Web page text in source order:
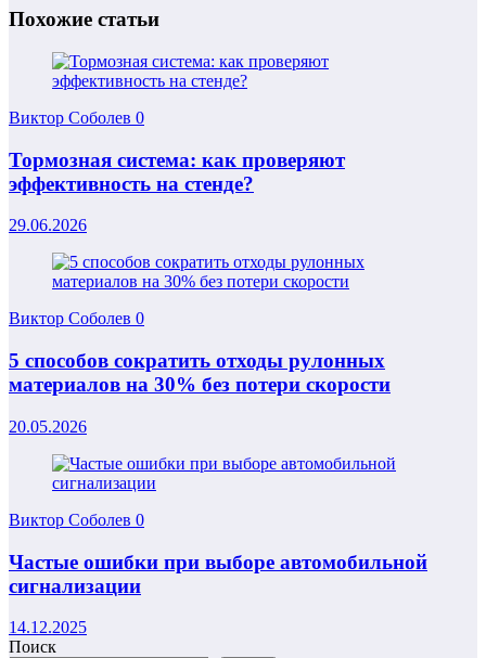
Похожие статьи
Виктор Соболев 0
Тормозная система: как проверяют
эффективность на стенде?
29.06.2026
Виктор Соболев 0
5 способов сократить отходы рулонных
материалов на 30% без потери скорости
20.05.2026
Виктор Соболев 0
Частые ошибки при выборе автомобильной
сигнализации
14.12.2025
Поиск